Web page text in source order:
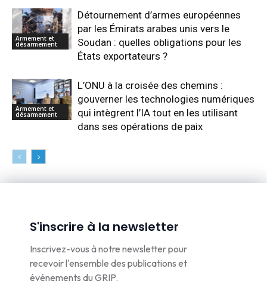
Armement et
désarmement
Détournement d’armes européennes
par les Émirats arabes unis vers le
Soudan : quelles obligations pour les
États exportateurs ?
Armement et
désarmement
L’ONU à la croisée des chemins :
gouverner les technologies numériques
qui intègrent l’IA tout en les utilisant
dans ses opérations de paix
S'inscrire à la newsletter
Inscrivez-vous à notre newsletter pour
recevoir l'ensemble des publications et
événements du GRIP.